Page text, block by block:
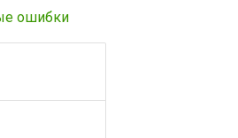
ошибки